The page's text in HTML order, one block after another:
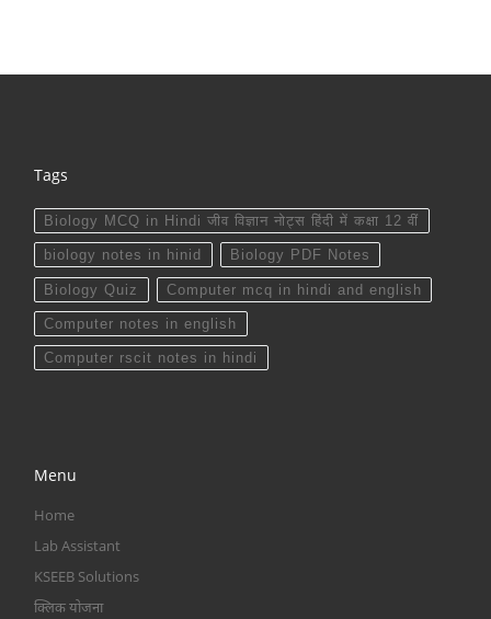
Tags
Biology MCQ in Hindi जीव विज्ञान नोट्स हिंदी में कक्षा 12 वीं
biology notes in hinid Biology PDF Notes
Biology Quiz Computer mcq in hindi and english
Computer notes in english
Computer rscit notes in hindi
Menu
Home
Lab Assistant
KSEEB Solutions
क्लिक योजना